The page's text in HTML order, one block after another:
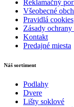
Reklamačný
Všeobecné
Pravidlá cookies
Zásady
Kontakt
Predajné miesta
Náš sortiment
Podlahy
Dvere
Lišty soklové